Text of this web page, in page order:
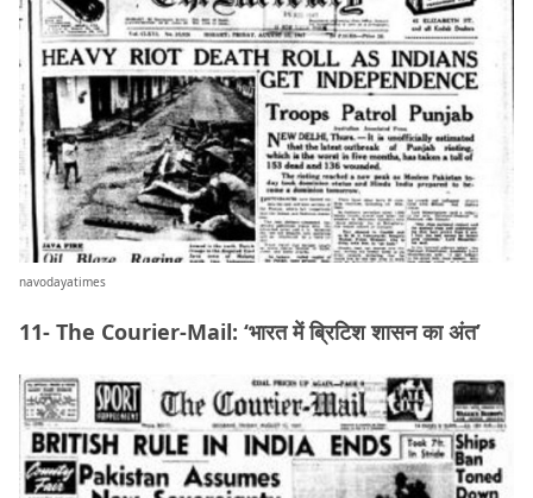
navodayatimes
11- The Courier-Mail: ‘भारत में ब्रिटिश शासन का अंत’